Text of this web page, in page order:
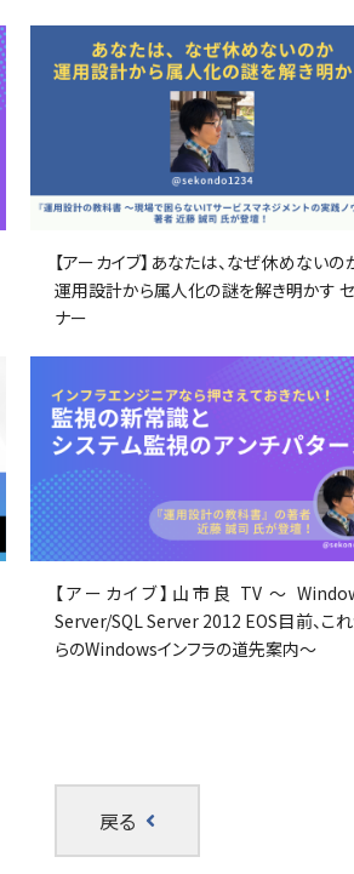
【アーカイブ】あなたは、なぜ休めないの
運用設計から属人化の謎を解き明かす
ナー
【アーカイブ】山市良 TV ～
Server/SQL Server 2012 EOS目前、こ
らのWindowsインフラの道先案内～
戻る